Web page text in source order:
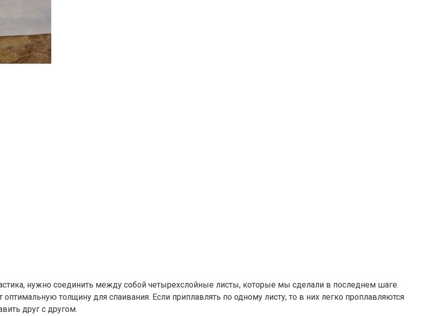
нужно соединить между собой четырехслойные листы, которые мы сделали в последнем шаге.
толщину для спаивания. Если приплавлять по одному листу, то в них легко проплавляются
друг с другом.